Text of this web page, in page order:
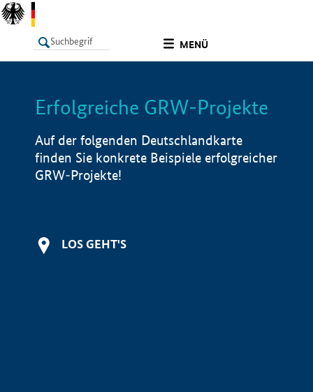
MENÜ
LISTE Info
Erfolgreiche GRW-Projekte
Auf der folgenden Deutschlandkarte
finden Sie konkrete Beispiele erfolgreicher
GRW-Projekte!
LOS GEHT'S